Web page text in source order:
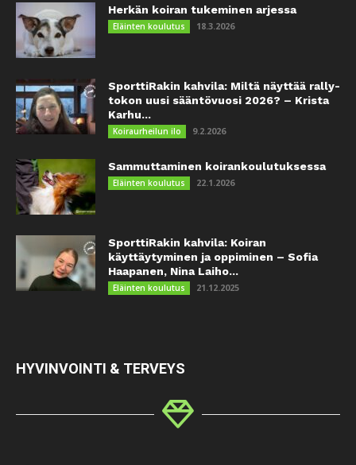
Herkän koiran tukeminen arjessa
Eläinten koulutus 18.3.2026
SporttiRakin kahvila: Miltä näyttää rally-
tokon uusi sääntövuosi 2026? – Krista
Karhu...
Koiraurheilun ilo 9.2.2026
Sammuttaminen koirankoulutuksessa
Eläinten koulutus 22.1.2026
SporttiRakin kahvila: Koiran
käyttäytyminen ja oppiminen – Sofia
Haapanen, Nina Laiho...
Eläinten koulutus 21.12.2025
HYVINVOINTI & TERVEYS